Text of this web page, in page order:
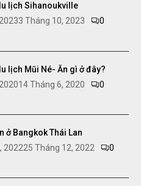
lịch Sihanoukville
3 Tháng 10, 2023 0
lịch Mũi Né- Ăn gì ở đây?
14 Tháng 6, 2020 0
ở Bangkok Thái Lan
202225 Tháng 12, 2022 0